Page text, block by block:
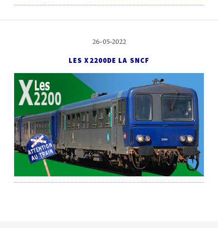
26-05-2022
LES X2200DE LA SNCF